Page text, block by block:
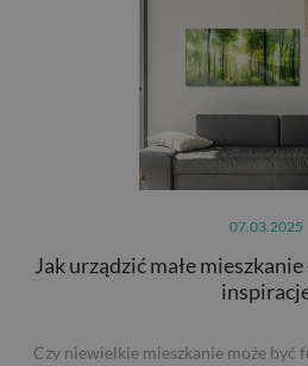
07.03.2025
Jak urządzić małe
Czy niewielkie mieszkanie może być